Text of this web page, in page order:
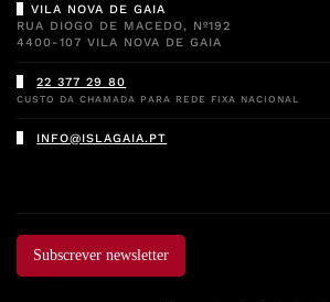
VILA NOVA DE GAIA
RUA DIOGO DE MACEDO, Nº192
4400-107 VILA NOVA DE GAIA
22 377 29 80
CUSTO DA CHAMADA PARA REDE FIXA NACIONAL
INFO@ISLAGAIA.PT
Subscrever newsletter